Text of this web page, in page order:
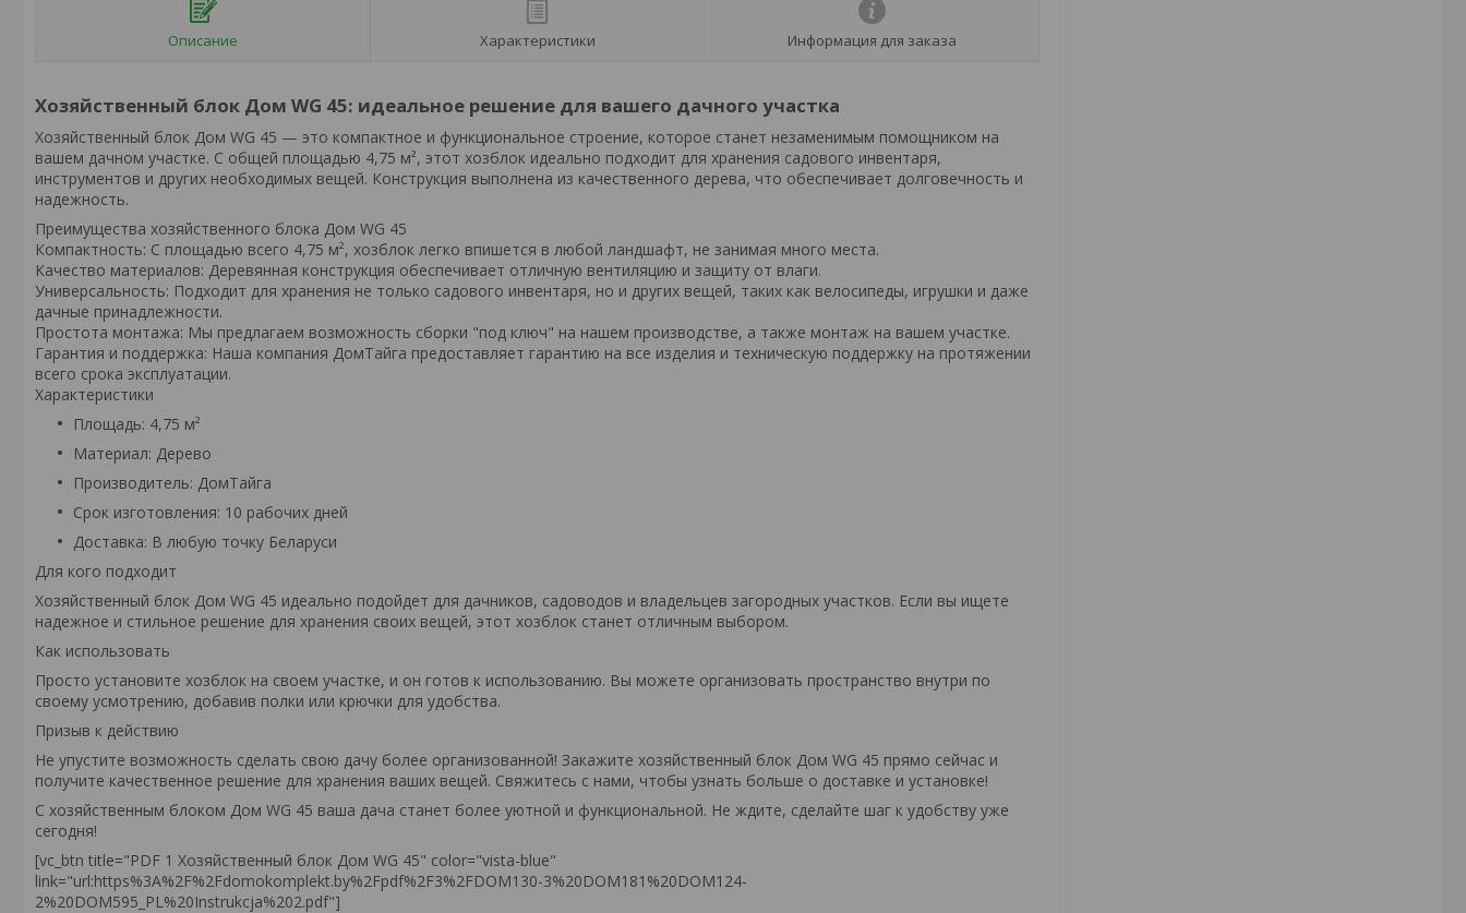
Описание Характеристики Информация для заказа
Хозяйственный блок Дом WG 45: идеальное решение для вашего дачного участка
Хозяйственный блок Дом WG 45 — это компактное и функциональное строение, которое станет незаменимым помощником на
вашем дачном участке. С общей площадью 4,75 м², этот хозблок идеально подходит для хранения садового инвентаря,
инструментов и других необходимых вещей. Конструкция выполнена из качественного дерева, что обеспечивает долговечность и
надежность.
Преимущества хозяйственного блока Дом WG 45
Компактность: С площадью всего 4,75 м², хозблок легко впишется в любой ландшафт, не занимая много места.
Качество материалов: Деревянная конструкция обеспечивает отличную вентиляцию и защиту от влаги.
Универсальность: Подходит для хранения не только садового инвентаря, но и других вещей, таких как велосипеды, игрушки и даже
дачные принадлежности.
Простота монтажа: Мы предлагаем возможность сборки "под ключ" на нашем производстве, а также монтаж на вашем участке.
Гарантия и поддержка: Наша компания ДомТайга предоставляет гарантию на все изделия и техническую поддержку на протяжении
всего срока эксплуатации.
Характеристики
Площадь: 4,75 м²
Материал: Дерево
Производитель: ДомТайга
Срок изготовления: 10 рабочих дней
Доставка: В любую точку Беларуси
Для кого подходит
Хозяйственный блок Дом WG 45 идеально подойдет для дачников, садоводов и владельцев загородных участков. Если вы ищете
надежное и стильное решение для хранения своих вещей, этот хозблок станет отличным выбором.
Как использовать
Просто установите хозблок на своем участке, и он готов к использованию. Вы можете организовать пространство внутри по
своему усмотрению, добавив полки или крючки для удобства.
Призыв к действию
Не упустите возможность сделать свою дачу более организованной! Закажите хозяйственный блок Дом WG 45 прямо сейчас и
получите качественное решение для хранения ваших вещей. Свяжитесь с нами, чтобы узнать больше о доставке и установке!
С хозяйственным блоком Дом WG 45 ваша дача станет более уютной и функциональной. Не ждите, сделайте шаг к удобству уже
сегодня!
[vc_btn title="PDF 1 Хозяйственный блок Дом WG 45" color="vista-blue"
link="url:https%3A%2F%2Fdomokomplekt.by%2Fpdf%2F3%2FDOM130-3%20DOM181%20DOM124-
2%20DOM595_PL%20Instrukcja%202.pdf"]